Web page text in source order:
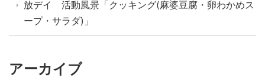
放デイ 活動風景「クッキング(麻婆豆腐・卵わかめス
ープ・サラダ)」
アーカイブ